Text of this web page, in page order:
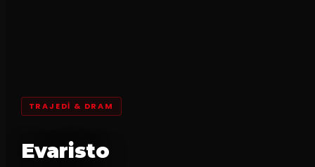
TRAJEDI & DRAM
Evaristo